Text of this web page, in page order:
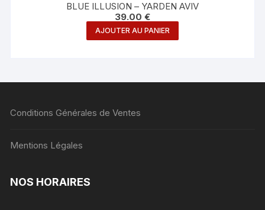
BLUE ILLUSION – YARDEN AVIV
39.00 €
AJOUTER AU PANIER
Conditions Générales de Ventes
Mentions Légales
NOS HORAIRES